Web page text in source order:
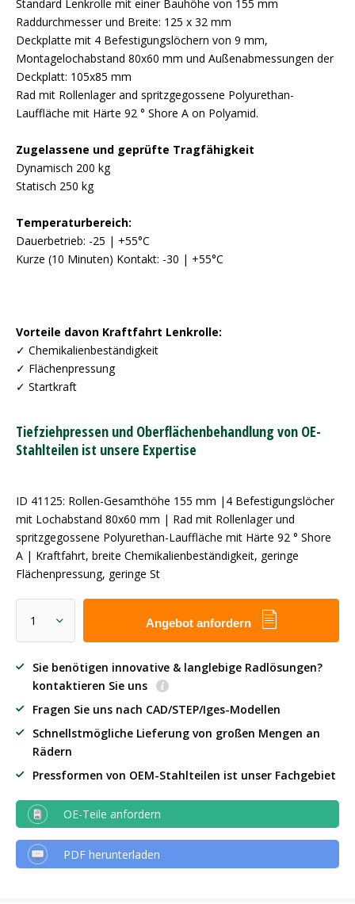
Standard Lenkrolle mit einer Bauhöhe von 155 mm
Raddurchmesser und Breite: 125 x 32 mm
Deckplatte mit 4 Befestigungslöchern von 9 mm,
Montagelochabstand 80x60 mm und Außenabmessungen der
Deckplatt: 105x85 mm
Rad mit Rollenlager and spritzgegossene Polyurethan-
Lauffläche mit Härte 92 ° Shore A on Polyamid.
Zugelassene und geprüfte Tragfähigkeit
Dynamisch 200 kg
Statisch 250 kg
Temperaturbereich:
Dauerbetrieb: -25 | +55°C
Kurze (10 Minuten) Kontakt: -30 | +55°C
Vorteile davon Kraftfahrt Lenkrolle:
✓ Chemikalienbeständigkeit
✓ Flächenpressung
✓ Startkraft
Tiefziehpressen und Oberflächenbehandlung von OE-
Stahlteilen ist unsere Expertise
ID 41125: Rollen-Gesamthöhe 155 mm |4 Befestigungslöcher
mit Lochabstand 80x60 mm | Rad mit Rollenlager und
spritzgegossene Polyurethan-Lauffläche mit Härte 92 ° Shore
A | Kraftfahrt, breite Chemikalienbeständigkeit, geringe
Flächenpressung, geringe St
Angebot anfordern
Sie benötigen innovative & langlebige Radlösungen?
kontaktieren Sie uns
Fragen Sie uns nach CAD/STEP/Iges-Modellen
Schnellstmögliche Lieferung von großen Mengen an
Rädern
Pressformen von OEM-Stahlteilen ist unser Fachgebiet
OE-Teile anfordern
PDF herunterladen